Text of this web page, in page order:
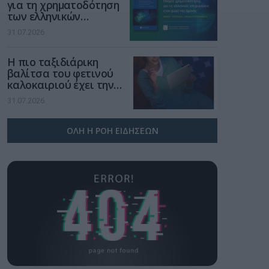
για τη χρηματοδότηση
των ελληνικών
επιχειρήσεων στον
χώρο της άμυνας
31.07.2026
Η πιο ταξιδιάρικη
βαλίτσα του φετινού
καλοκαιριού έχει την
υπογραφή της Xiaomi
31.07.2026
ΟΛΗ Η ΡΟΗ ΕΙΔΗΣΕΩΝ